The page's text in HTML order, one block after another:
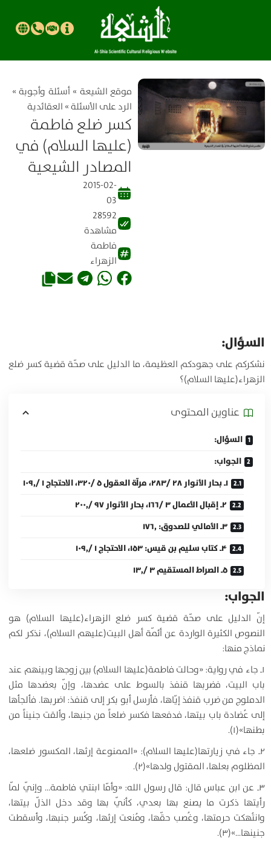
موقع الشیعة »أسئلة وأجوبة»
الرد على الأسئلة» العقائدية
كسر ضلع فاطمة
(عليها السلام) في
المصادر الشيعية
2015-02-
03
28592
مشاهدة
فاطمة
الزهراء
السؤال:
نشكركم على جهودكم العظيمة، ما الدليل على صحّة قضية كسر ضلع
الزهراء(عليها السلام)؟
عناوين المحتوی
السؤال:
الجواب:
۱ـ بحار الأنوار ۲۸ /۲۸۳، مرآة العقول ۵ /۳۲۰، الاحتجاج ۱ /۱۰۹٫
۲ـ إقبال الأعمال ۳ /۱۶۶، بحار الأنوار ۹۷ /۲۰۰٫
۳ـ الأمالي للصدوق: ۱۷۶٫
۴ـ كتاب سليم بن قيس: ۱۵۳، الاحتجاج ۱ /۱۰۹٫
۵ـ الصراط المستقيم ۳ /۱۳٫
الجواب:
إنّ الدليل على صحّة قضية كسر ضلع الزهراء(عليها السلام) هو
النصوص الكثيرة الواردة عن أئمّة أهل البيت(عليهم السلام)، نذكر لكم
نماذج منها:
۱ـ جاء في رواية: «وحالت فاطمة(عليها السلام) بين زوجها وبينهم عند
باب البيت، فضربها قنفذ بالسوط على عضدها، وإنّ بعضدها مثل
الدملوج من ضرب قنفذ إيّاها، فأرسل أبو بكر إلى قنفذ: اضربها. فألجأها
إلى عُضادة باب بيتها، فدفعها فكسر ضلعاً من جنبها، وألقت جنيناً من
بطنها»(۱).
۲ـ جاء في زيارتها(عليها السلام): «الممنوعة إرثها، المكسور ضلعها،
المظلوم بعلها، المقتول ولدها»(۲).
۳ـ عن ابن عباس قال: قال رسول الله: «وأمّا ابنتي فاطمة… وإنّي لمّا
رأيتها ذكرت ما يصنع بها بعدي، كأنّي بها وقد دخل الذلّ بيتها،
وانتُهكت حرمتها، وغُصب حقّها، ومُنعت إرثها، وكُسر جنبها، وأسقطت
جنينها…»(۳).